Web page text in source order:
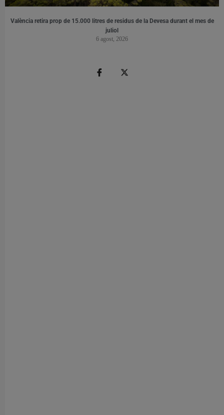
València retira prop de 15.000 litres de residus de la Devesa durant el mes de
juliol
6 agost, 2026